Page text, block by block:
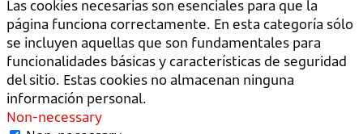
Las cookies necesarias son esenciales para que la
página funciona correctamente. En esta categoría sólo
se incluyen aquellas que son fundamentales para
funcionalidades básicas y características de seguridad
del sitio. Estas cookies no almacenan ninguna
información personal.
Non-necessary